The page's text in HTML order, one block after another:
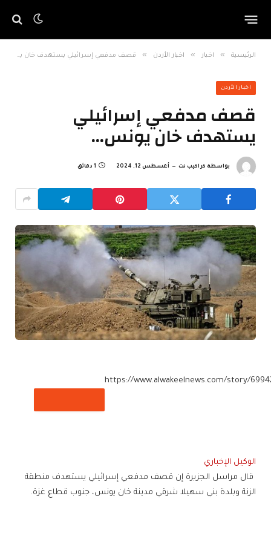
الرئيسية » اخبار » اخبار الأردن » قصف مدفعي إسرائيلي يستهدف خان يونس…
اخبار الأردن
قصف مدفعي إسرائيلي
يستهدف خان يونس…
بواسطة كراكيب نت أغسطس 12, 2024 1 دقائق
https://www.alwakeelnews.com/story/
الوكيل الإخباري
قال مراسل الجزيرة إن قصف مدفعي إسرائيلي يستهدف منطقة
الزنة وبلدة بني سهيلا شرقي مدينة خان يونس، جنوب قطاع غزة.